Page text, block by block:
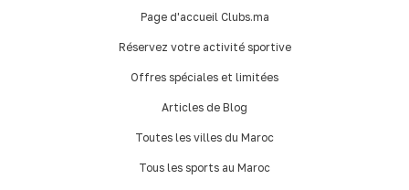
Page d'accueil Clubs.ma
Réservez votre activité sportive
Offres spéciales et limitées
Articles de Blog
Toutes les villes du Maroc
Tous les sports au Maroc